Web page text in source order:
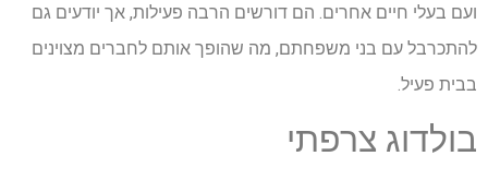
ועם בעלי חיים אחרים. הם דורשים הרבה פעילות, אך יודעים גם
להתכרבל עם בני משפחתם, מה שהופך אותם לחברים מצוינים
בבית פעיל.
בולדוג צרפתי